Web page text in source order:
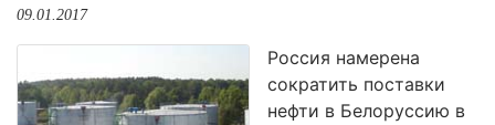
09.01.2017
Россия намерена
сократить поставки
нефти в Белоруссию в